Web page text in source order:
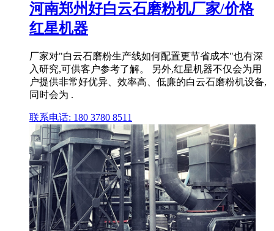
河南郑州好白云石磨粉机厂家/价格
红星机器
厂家对"白云石磨粉生产线如何配置更节省成本"也有深
入研究,可供客户参考了解。 另外,红星机器不仅会为用
户提供非常好优异、效率高、低廉的白云石磨粉机设备,
同时会为 .
联系电话: 180 3780 8511